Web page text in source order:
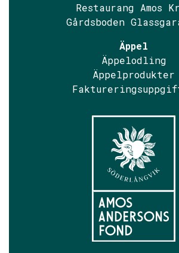
Restaurang Amos
Gårdsboden
Äppel
Äppelodling
Äppelprodukter